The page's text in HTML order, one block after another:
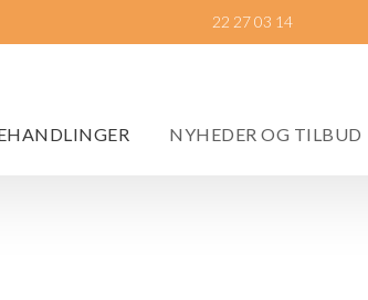
22 27 03 14​
NYHEDER OG TILBUD